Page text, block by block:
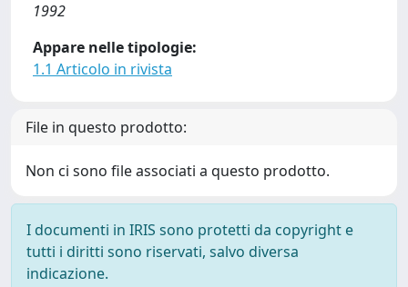
1992
Appare nelle tipologie:
1.1 Articolo in rivista
File in questo prodotto:
Non ci sono file associati a questo prodotto.
I documenti in IRIS sono protetti da copyright e
tutti i diritti sono riservati, salvo diversa
indicazione.